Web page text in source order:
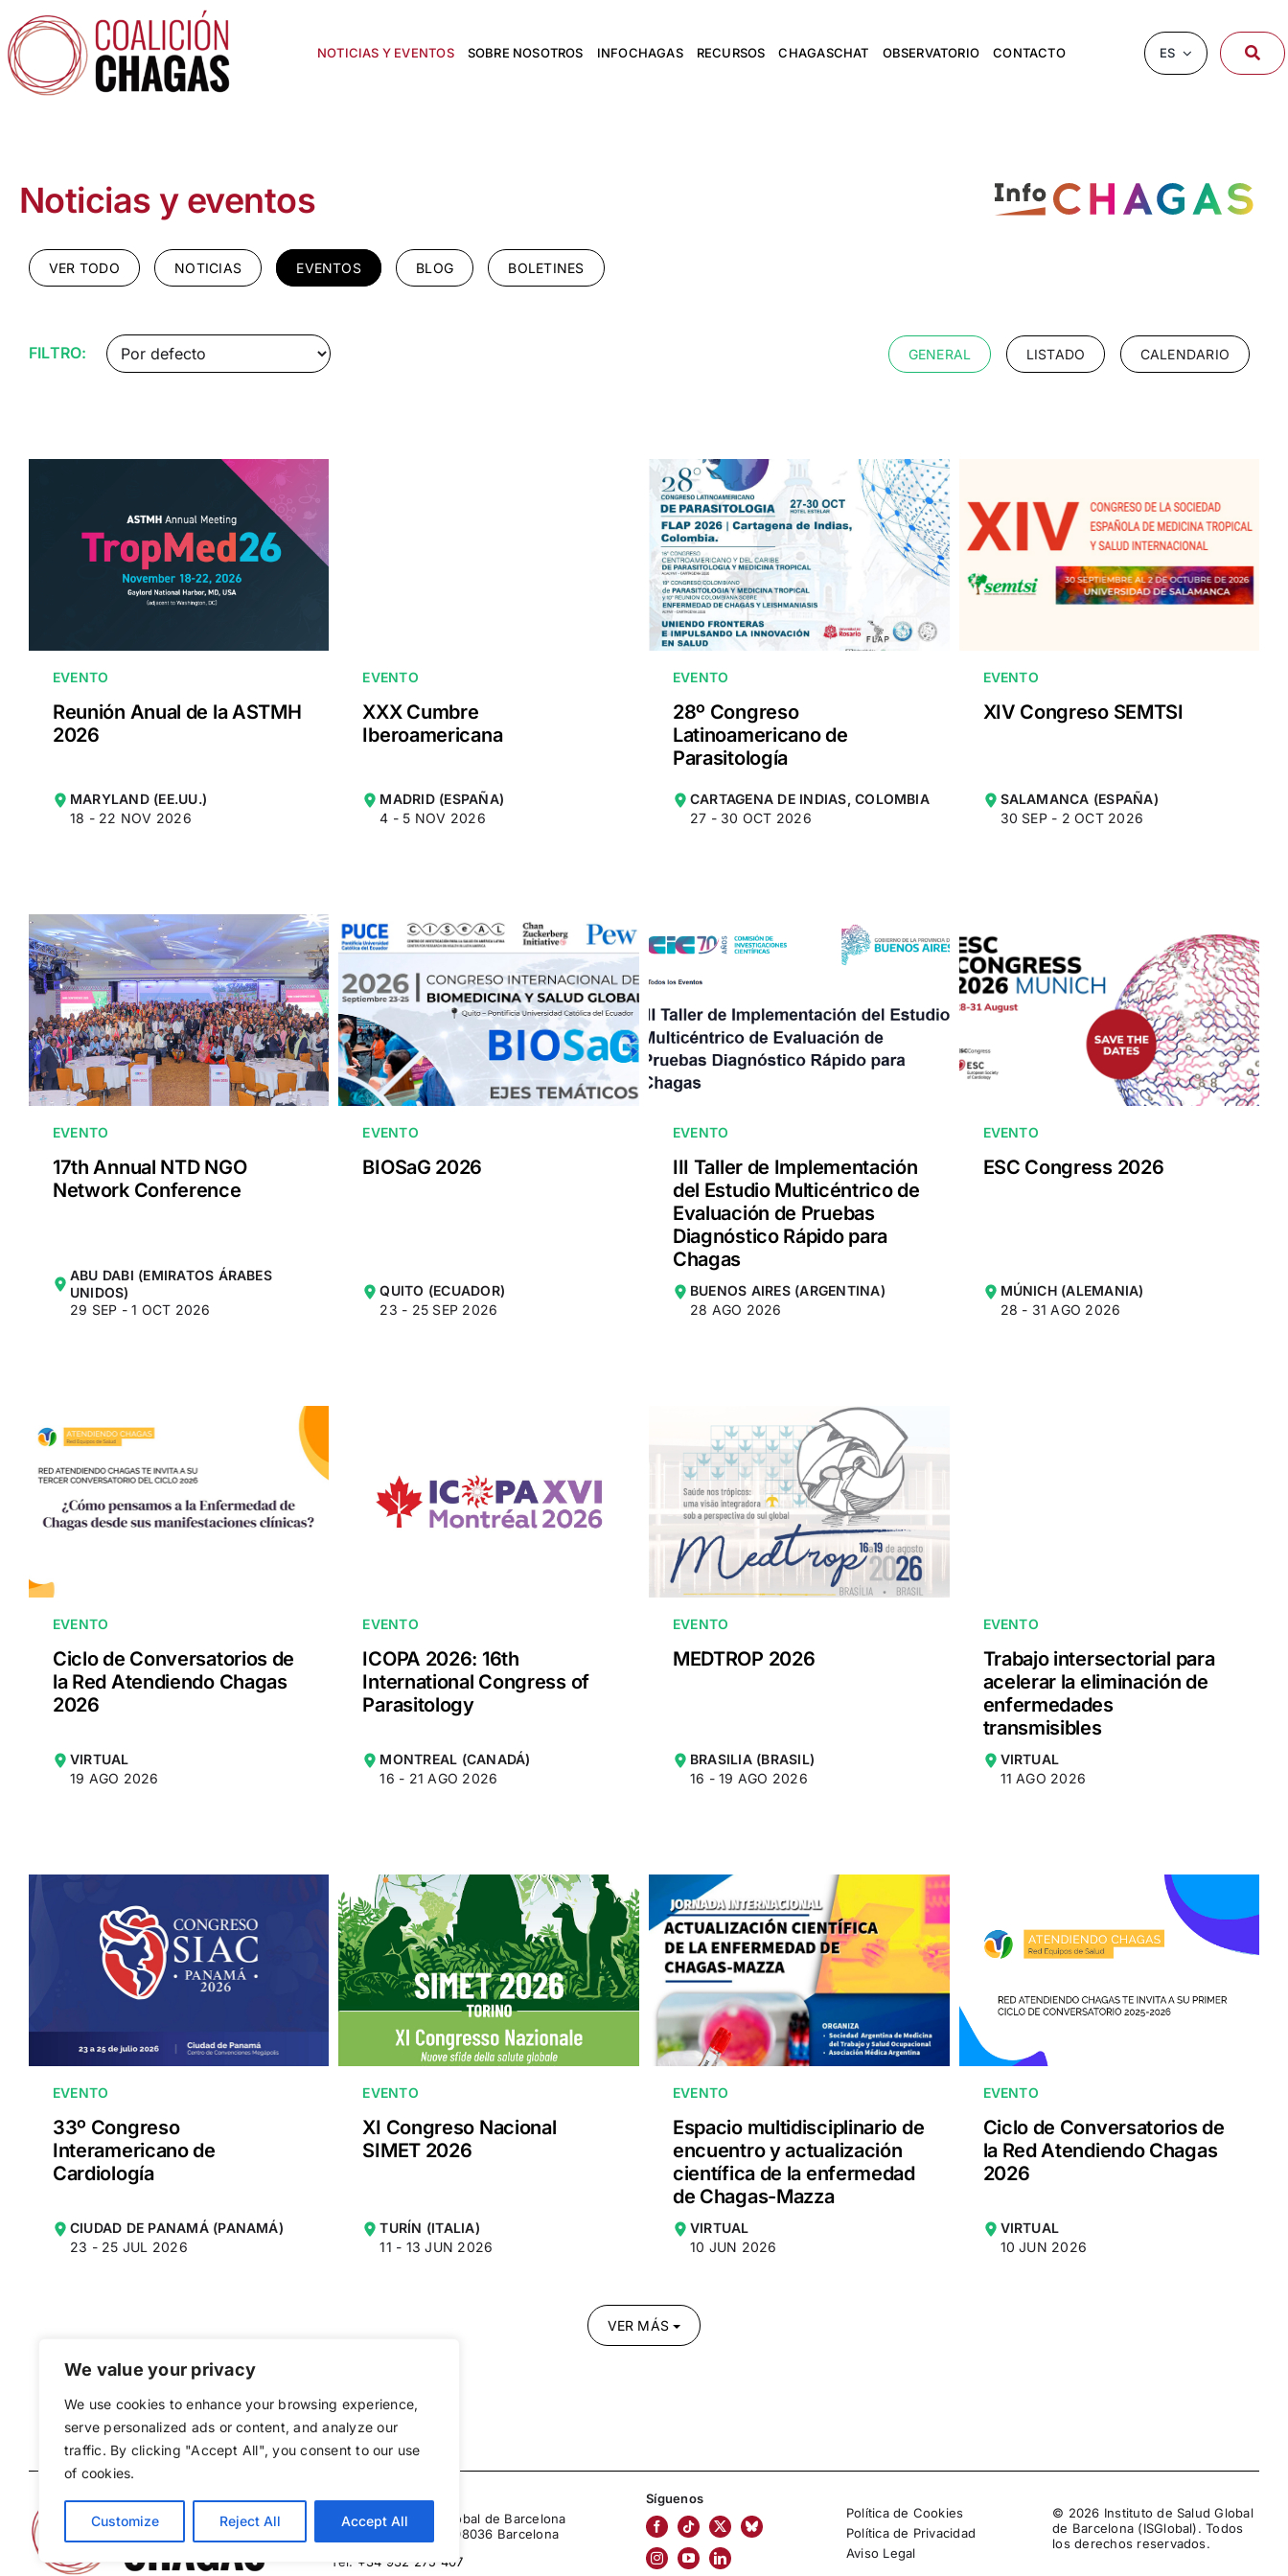
We value your privacy
We use cookies to enhance your browsing experience,
serve personalized ads or content, and analyze our
traffic. By clicking "Accept All", you consent to our use
of cookies.
Customize Reject All Accept All
contenido
NOTICIAS Y EVENTOS SOBRE NOSOTROS INFOCHAGAS RECURSOS CHAGASCHAT OBSERVATORIO CONTACTO ES
Noticias y eventos
VER TODO NOTICIAS EVENTOS BLOG BOLETINES
GENERAL LISTADO CALENDARIO
FILTRO:
EVENTO
Reunión Anual de la ASTMH
2026
MARYLAND (EE.UU.)
18 - 22 NOV 2026
EVENTO
XXX Cumbre
Iberoamericana
MADRID (ESPAÑA)
4 - 5 NOV 2026
EVENTO
28º Congreso
Latinoamericano de
Parasitología
CARTAGENA DE INDIAS, COLOMBIA
27 - 30 OCT 2026
EVENTO
XIV Congreso SEMTSI
SALAMANCA (ESPAÑA)
30 SEP - 2 OCT 2026
EVENTO
17th Annual NTD NGO
Network Conference
ABU DABI (EMIRATOS ÁRABES
UNIDOS)
29 SEP - 1 OCT 2026
EVENTO
BIOSaG 2026
QUITO (ECUADOR)
23 - 25 SEP 2026
EVENTO
III Taller de Implementación
del Estudio Multicéntrico de
Evaluación de Pruebas
Diagnóstico Rápido para
Chagas
BUENOS AIRES (ARGENTINA)
28 AGO 2026
EVENTO
ESC Congress 2026
MÚNICH (ALEMANIA)
28 - 31 AGO 2026
EVENTO
Ciclo de Conversatorios de
la Red Atendiendo Chagas
2026
VIRTUAL
19 AGO 2026
EVENTO
ICOPA 2026: 16th
International Congress of
Parasitology
MONTREAL (CANADÁ)
16 - 21 AGO 2026
EVENTO
MEDTROP 2026
BRASILIA (BRASIL)
16 - 19 AGO 2026
EVENTO
Trabajo intersectorial para
acelerar la eliminación de
enfermedades
transmisibles
VIRTUAL
11 AGO 2026
EVENTO
33º Congreso
Interamericano de
Cardiología
CIUDAD DE PANAMÁ (PANAMÁ)
23 - 25 JUL 2026
EVENTO
XI Congreso Nacional
SIMET 2026
TURÍN (ITALIA)
11 - 13 JUN 2026
EVENTO
Espacio multidisciplinario de
encuentro y actualización
científica de la enfermedad
de Chagas-Mazza
VIRTUAL
10 JUN 2026
EVENTO
Ciclo de Conversatorios de
la Red Atendiendo Chagas
2026
VIRTUAL
10 JUN 2026
VER MÁS
Coordinación
Instituto de Salud Global de Barcelona
c/ Rosselló, 132, 4º 08036 Barcelona
Tel. +34 932 275 407
Síguenos
Política de Cookies
Política de Privacidad
Aviso Legal
© 2026 Instituto de Salud Global
de Barcelona (ISGlobal). Todos
los derechos reservados.